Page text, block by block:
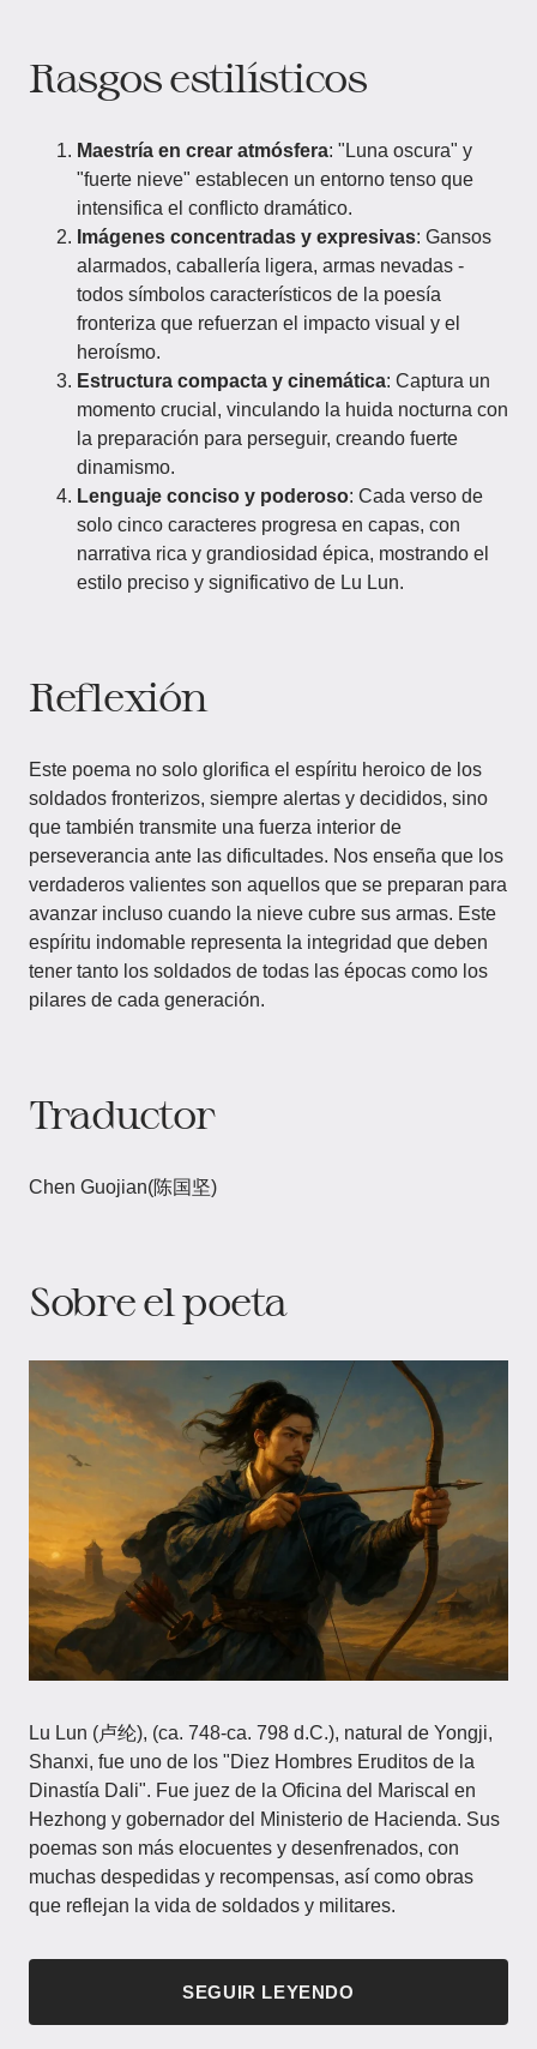
Rasgos estilísticos
Maestría en crear atmósfera: "Luna oscura" y
"fuerte nieve" establecen un entorno tenso que
intensifica el conflicto dramático.
Imágenes concentradas y expresivas: Gansos
alarmados, caballería ligera, armas nevadas -
todos símbolos característicos de la poesía
fronteriza que refuerzan el impacto visual y el
heroísmo.
Estructura compacta y cinemática: Captura un
momento crucial, vinculando la huida nocturna con
la preparación para perseguir, creando fuerte
dinamismo.
Lenguaje conciso y poderoso: Cada verso de
solo cinco caracteres progresa en capas, con
narrativa rica y grandiosidad épica, mostrando el
estilo preciso y significativo de Lu Lun.
Reflexión
Este poema no solo glorifica el espíritu heroico de los
soldados fronterizos, siempre alertas y decididos, sino
que también transmite una fuerza interior de
perseverancia ante las dificultades. Nos enseña que los
verdaderos valientes son aquellos que se preparan para
avanzar incluso cuando la nieve cubre sus armas. Este
espíritu indomable representa la integridad que deben
tener tanto los soldados de todas las épocas como los
pilares de cada generación.
Traductor
Chen Guojian(陈国坚)
Sobre el poeta
Lu Lun (卢纶), (ca. 748-ca. 798 d.C.), natural de Yongji,
Shanxi, fue uno de los "Diez Hombres Eruditos de la
Dinastía Dali". Fue juez de la Oficina del Mariscal en
Hezhong y gobernador del Ministerio de Hacienda. Sus
poemas son más elocuentes y desenfrenados, con
muchas despedidas y recompensas, así como obras
que reflejan la vida de soldados y militares.
SEGUIR LEYENDO